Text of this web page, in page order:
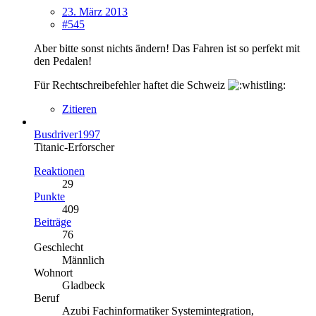
23. März 2013
#545
Aber bitte sonst nichts ändern! Das Fahren ist so perfekt mit
den Pedalen!
Für Rechtschreibefehler haftet die Schweiz
Zitieren
Busdriver1997
Titanic-Erforscher
Reaktionen
29
Punkte
409
Beiträge
76
Geschlecht
Männlich
Wohnort
Gladbeck
Beruf
Azubi Fachinformatiker Systemintegration,